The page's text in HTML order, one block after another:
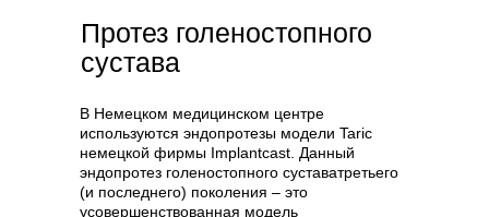
Артродез
голеностопного сустава
В случаях, когда сохранение подвижности
хирургическим методом выбора,
обеспечивающим устойчивую фиксацию и
купирование болевого синдрома. В ходе
операции создается искусственное
сращение между большеберцовой, таранной
Протез голеностопного
сустава
В Немецком медицинском центре
используются эндопротезы модели Taric
немецкой фирмы Implantcast. Данный
эндопротез голеностопного суставатретьего
(и последнего) поколения – это
усовершенствованная модель